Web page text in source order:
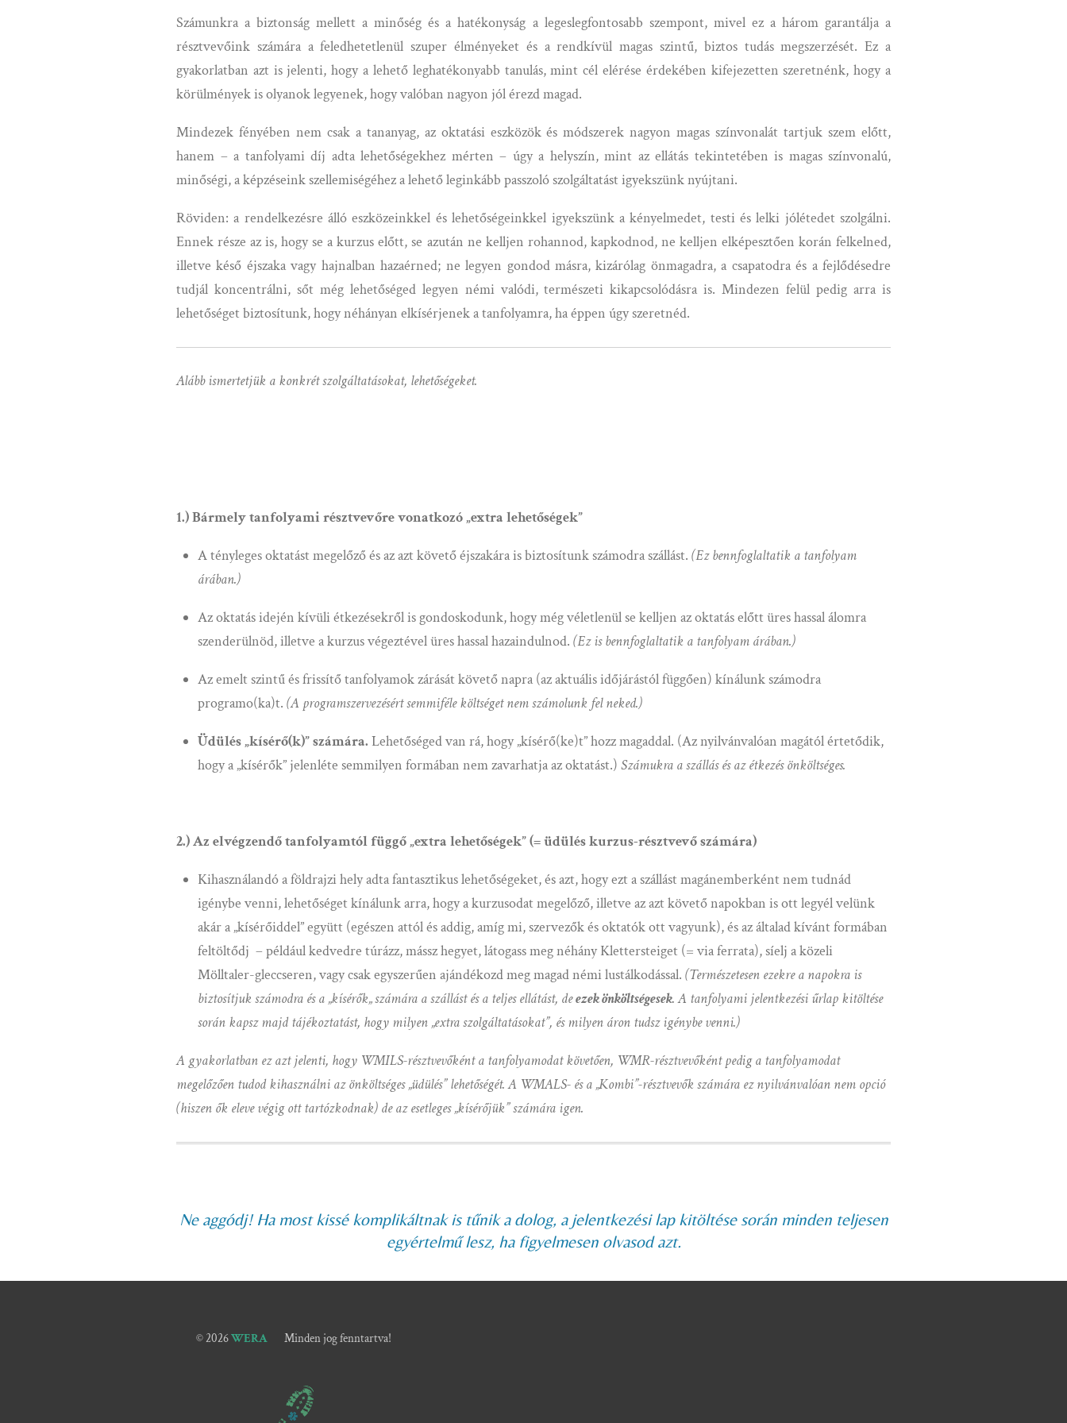
Számunkra a biztonság mellett a minőség és a hatékonyság a legeslegfontosabb szempont, mivel ez a három garantálja a
résztvevőink számára a feledhetetlenül szuper élményeket és a rendkívül magas szintű, biztos tudás megszerzését. Ez a
gyakorlatban azt is jelenti, hogy a lehető leghatékonyabb tanulás, mint cél elérése érdekében kifejezetten szeretnénk, hogy a
körülmények is olyanok legyenek, hogy valóban nagyon jól érezd magad.
Mindezek fényében nem csak a tananyag, az oktatási eszközök és módszerek nagyon magas színvonalát tartjuk szem előtt,
hanem – a tanfolyami díj adta lehetőségekhez mérten – úgy a helyszín, mint az ellátás tekintetében is magas színvonalú,
minőségi, a képzéseink szellemiségéhez a lehető leginkább passzoló szolgáltatást igyekszünk nyújtani.
Röviden: a rendelkezésre álló eszközeinkkel és lehetőségeinkkel igyekszünk a kényelmedet, testi és lelki jólétedet szolgálni.
Ennek része az is, hogy se a kurzus előtt, se azután ne kelljen rohannod, kapkodnod, ne kelljen elképesztően korán felkelned,
illetve késő éjszaka vagy hajnalban hazaérned; ne legyen gondod másra, kizárólag önmagadra, a csapatodra és a fejlődésedre
tudjál koncentrálni, sőt még lehetőséged legyen némi valódi, természeti kikapcsolódásra is. Mindezen felül pedig arra is
lehetőséget biztosítunk, hogy néhányan elkísérjenek a tanfolyamra, ha éppen úgy szeretnéd.
Alább ismertetjük a konkrét szolgáltatásokat, lehetőségeket.
1.) Bármely tanfolyami résztvevőre vonatkozó „extra lehetőségek”
A tényleges oktatást megelőző és az azt követő éjszakára is biztosítunk számodra szállást. (Ez bennfoglaltatik a tanfolyam
árában.)
Az oktatás idején kívüli étkezésekről is gondoskodunk, hogy még véletlenül se kelljen az oktatás előtt üres hassal álomra
szenderülnöd, illetve a kurzus végeztével üres hassal hazaindulnod. (Ez is bennfoglaltatik a tanfolyam árában.)
Az emelt szintű és frissítő tanfolyamok zárását követő napra (az aktuális időjárástól függően) kínálunk számodra
programo(ka)t. (A programszervezésért semmiféle költséget nem számolunk fel neked.)
Üdülés „kísérő(k)” számára. Lehetőséged van rá, hogy „kísérő(ke)t” hozz magaddal. (Az nyilvánvalóan magától értetődik,
hogy a „kísérők” jelenléte semmilyen formában nem zavarhatja az oktatást.) Számukra a szállás és az étkezés önköltséges.
2.) Az elvégzendő tanfolyamtól függő „extra lehetőségek” (= üdülés kurzus-résztvevő számára)
Kihasználandó a földrajzi hely adta fantasztikus lehetőségeket, és azt, hogy ezt a szállást magánemberként nem tudnád
igénybe venni, lehetőséget kínálunk arra, hogy a kurzusodat megelőző, illetve az azt követő napokban is ott legyél velünk
akár a „kísérőiddel” együtt (egészen attól és addig, amíg mi, szervezők és oktatók ott vagyunk), és az általad kívánt formában
feltöltődj – például kedvedre túrázz, mássz hegyet, látogass meg néhány Klettersteiget (= via ferrata), síelj a közeli
Mölltaler-gleccseren, vagy csak egyszerűen ajándékozd meg magad némi lustálkodással. (Természetesen ezekre a napokra is
biztosítjuk számodra és a „kísérők„ számára a szállást és a teljes ellátást, deezek önköltségesek. A tanfolyami jelentkezési űrlap kitöltése
során kapsz majd tájékoztatást, hogy milyen „extra szolgáltatásokat”, és milyen áron tudsz igénybe venni.)
A gyakorlatban ez azt jelenti, hogy WMILS-résztvevőként a tanfolyamodat követően, WMR-résztvevőként pedig a tanfolyamodat
megelőzően tudod kihasználni az önköltséges „üdülés” lehetőségét. A WMALS- és a „Kombi”-résztvevők számára ez nyilvánvalóan nem opció
(hiszen ők eleve végig ott tartózkodnak) de az esetleges „kísérőjük” számára igen.
Ne aggódj! Ha most kissé komplikáltnak is tűnik a dolog, a jelentkezési lap kitöltése során minden teljesen
egyértelmű lesz, ha figyelmesen olvasod azt.
© 2026WERA Minden jog fenntartva!